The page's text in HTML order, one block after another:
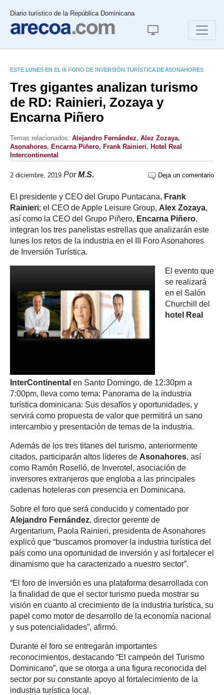
Diario turístico de la República Dominicana
ESTE LUNES EN EL III FORO DE INVERSIÓN TURÍSTICA DE ASONAHORES
Tres gigantes analizan turismo
de RD: Rainieri, Zozaya y
Encarna Piñero
Temas relacionados: Alejandro Fernández, Alez Zozaya,
Asonahores, Encarna Piñero, Frank Rainieri, Hotel Real
Intercontinental
2 diciembre, 2019 PorM.S. Deja un comentario
El presidente y CEO del Grupo Puntacana, Frank
Rainieri; el CEO de Apple Leisure Group, Alex Zozaya,
así como la CEO del Grupo Piñero, Encarna Piñero,
integran los tres panelistas estrellas que analizarán este
lunes los retos de la industria en el III Foro Asonahores
de Inversión Turística.
El evento que
se realizará
en el Salón
Churchill del
hotel Real
InterContinental en Santo Domingo, de 12:30pm a
7:00pm, lleva como tema: Panorama de la industria
turística dominicana: Sus desafíos y oportunidades, y
servirá como propuesta de valor que permitirá un sano
intercambio y presentación de temas de la industria.
Además de los tres titanes del turismo, anteriormente
citados, participarán altos líderes de Asonahores, así
como Ramón Roselló, de Inverotel, asociación de
inversores extranjeros que engloba a las principales
cadenas hoteleras con presencia en Dominicana.
Sobre el foro que será conducido y comentado por
Alejandro Fernández, director gerente de
Argentarium, Paola Rainieri, presidenta de Asonahores
explicó que “buscamos promover la industria turística del
país como una oportunidad de inversión y así fortalecer el
dinamismo que ha caracterizado a nuestro sector”.
“El foro de inversión es una plataforma desarrollada con
la finalidad de que el sector turismo pueda mostrar su
visión en cuanto al crecimiento de la industria turística, su
papel como motor de desarrollo de la economía nacional
y sus potencialidades”, afirmó.
Durante el foro se entregarán importantes
reconocimientos, destacando “El campeón del Turismo
Dominicano”, que se otorga a una figura reconocida del
sector por su constante apoyo al fortalecimiento de la
industria turística local.